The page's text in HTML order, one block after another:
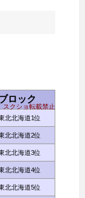
スクショ転載禁止
ロック
北北海道1位
北北海道2位
北北海道3位
北北海道4位
北北海道5位